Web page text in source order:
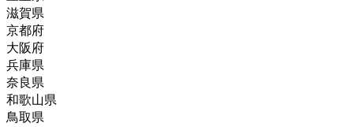
滋賀県
京都府
大阪府
兵庫県
奈良県
和歌山県
鳥取県